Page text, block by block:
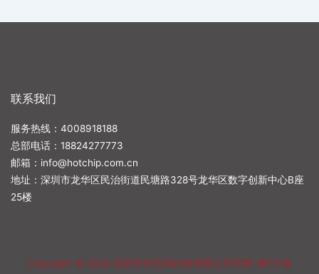
联系我们
服务热线：4008918188
总部电话： 18824277773
邮箱： info@hotchip.com.cn
地址：深圳市龙华区民治街道民塘路328号龙华区数字创新中心B座
25楼
Copyright © 2026 深圳市华芯邦科技有限公司官网 粤ICP备